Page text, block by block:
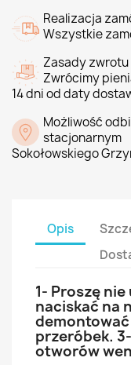
Realizacja
Wszystkie
Zasady zwrotu
Zwrócimy
14 dni od daty
Możliwość
stacjonarnym
Sokołowskiego
Opis
1- Proszę
naciskać na
przeróbek.
otworów